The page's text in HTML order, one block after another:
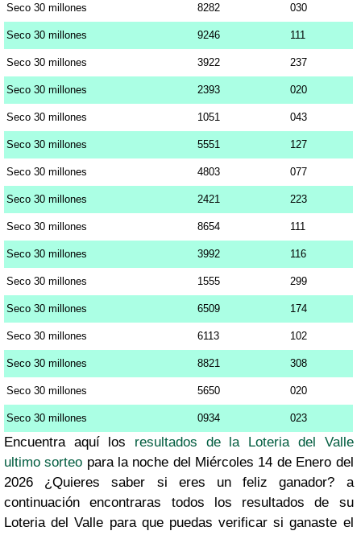
Seco 30 millones 8282 030
Seco 30 millones 9246 111
Seco 30 millones 3922 237
Seco 30 millones 2393 020
Seco 30 millones 1051 043
Seco 30 millones 5551 127
Seco 30 millones 4803 077
Seco 30 millones 2421 223
Seco 30 millones 8654 111
Seco 30 millones 3992 116
Seco 30 millones 1555 299
Seco 30 millones 6509 174
Seco 30 millones 6113 102
Seco 30 millones 8821 308
Seco 30 millones 5650 020
Seco 30 millones 0934 023
Encuentra aquí los resultados de la Loteria del Valle
ultimo sorteo para la noche del Miércoles 14 de Enero del
2026 ¿Quieres saber si eres un feliz ganador? a
continuación encontraras todos los resultados de su
Loteria del Valle para que puedas verificar si ganaste el